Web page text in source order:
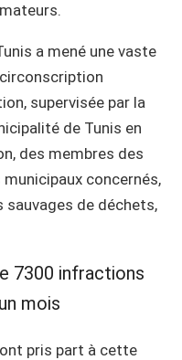
a mené une vaste
supervisée par la
de Tunis en
des membres des
concernés,
de déchets,
7300 infractions
mois
pris part à cette